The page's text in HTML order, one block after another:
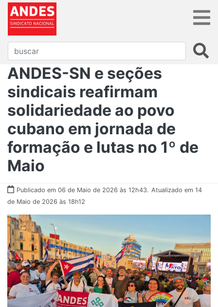
ANDES-SN e seções
sindicais reafirmam
solidariedade ao povo
cubano em jornada de
formação e lutas no 1º de
Maio
Publicado em 06 de Maio de 2026 às 12h43. Atualizado em 14
de Maio de 2026 às 18h12